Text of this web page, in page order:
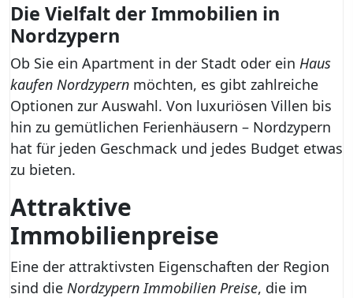
Die Vielfalt der Immobilien in
Nordzypern
Ob Sie ein Apartment in der Stadt oder ein Haus
kaufen Nordzypern möchten, es gibt zahlreiche
Optionen zur Auswahl. Von luxuriösen Villen bis
hin zu gemütlichen Ferienhäusern – Nordzypern
hat für jeden Geschmack und jedes Budget etwas
zu bieten.
Attraktive
Immobilienpreise
Eine der attraktivsten Eigenschaften der Region
sind die Nordzypern Immobilien Preise, die im